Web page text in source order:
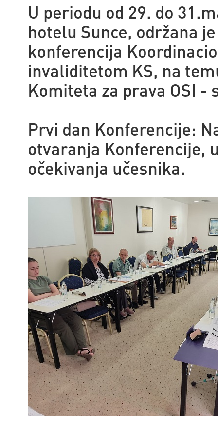
U periodu od 29. do
hotelu Sunce, održana
konferencija
invaliditetom KS, na
Komiteta za prava OSI
Prvi dan Konferencije:
otvaranja Konferencije,
očekivanja učesnika.